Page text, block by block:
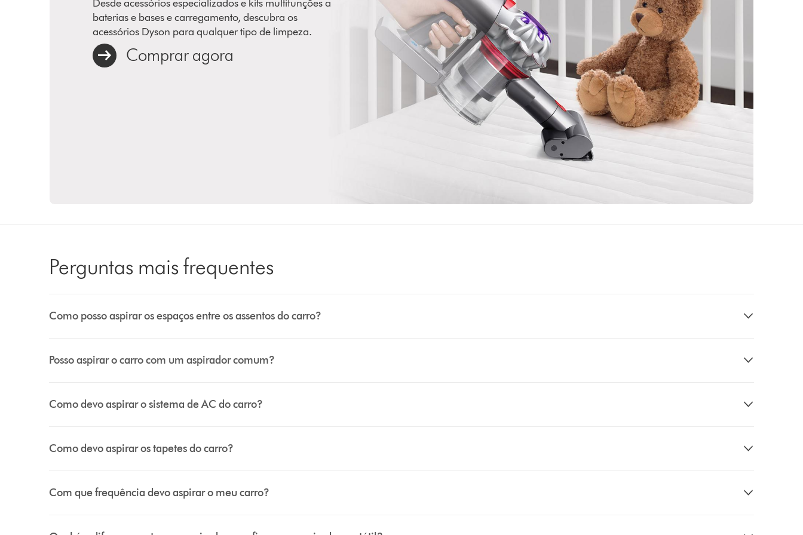
Desde acessórios especializados e kits multifunções a
baterias e bases e carregamento, descubra os
acessórios Dyson para qualquer tipo de limpeza.
Comprar agora
Perguntas mais frequentes
Como posso aspirar os espaços entre os assentos do carro?
Posso aspirar o carro com um aspirador comum?
Como devo aspirar o sistema de AC do carro?
Como devo aspirar os tapetes do carro?
Com que frequência devo aspirar o meu carro?